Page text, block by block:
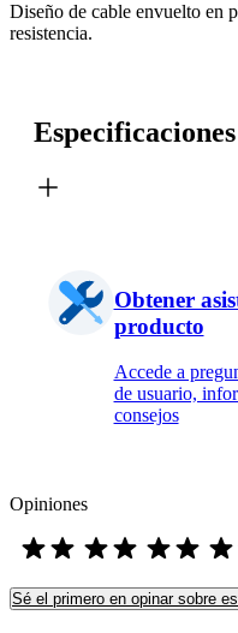
Diseño de cable envuelto en
resistencia.
Obtener
producto
Accede a
de usuario,
consejos
Opiniones
Sé el primero en opinar sobre